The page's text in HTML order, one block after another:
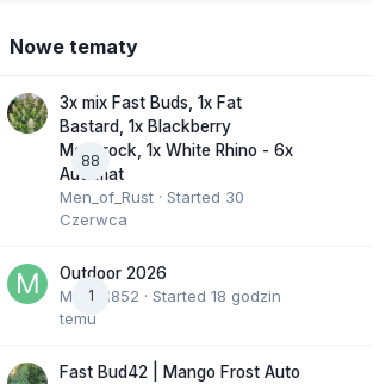
Nowe tematy
88
3x mix Fast Buds, 1x Fat
Bastard, 1x Blackberry
Moonrock, 1x White Rhino - 6x
Automat
Men_of_Rust · Started 30
Czerwca
1
Outdoor 2026
Marcel852 · Started 18 godzin
temu
Fast Bud42 | Mango Frost Auto